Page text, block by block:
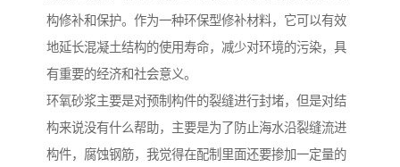
构修补和保护。作为一种环保型修补材料，它可以有效
地延长混凝土结构的使用寿命，减少对环境的污染，具
有重要的经济和社会意义。
环氧砂浆主要是对预制构件的裂缝进行封堵，但是对结
构来说没有什么帮助，主要是为了防止海水沿裂缝流进
构件，腐蚀钢筋，我觉得在配制里面还要掺加一定量的